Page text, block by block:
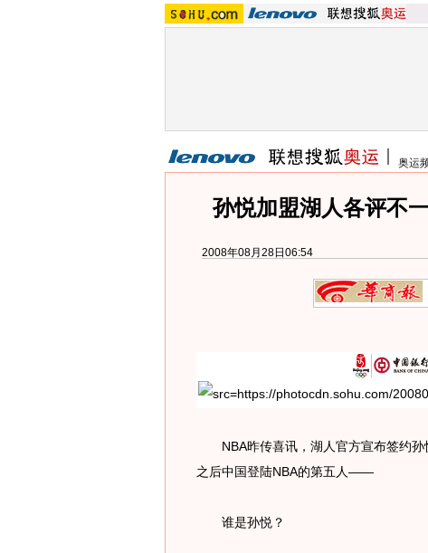
奥运
孙悦加盟湖人各评不
2008年08月28日06:54
NBA昨传喜讯，湖人官方宣布签约孙
之后中国登陆NBA的第五人——
谁是孙悦？